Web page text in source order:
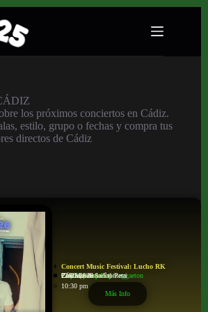
los próximos conciertos en Cádiz.
estilo, grupo o fechas y compra tus
directos de Cádiz
Concert Music Festival: Lucho RK
Trap/Hip-hop/Rap/Reggaeton
Poblado de Sancti Petri
Chiclana de la Frontera
Cádiz (Andalucía)
22/07/2026
10:30 pm
Más Info